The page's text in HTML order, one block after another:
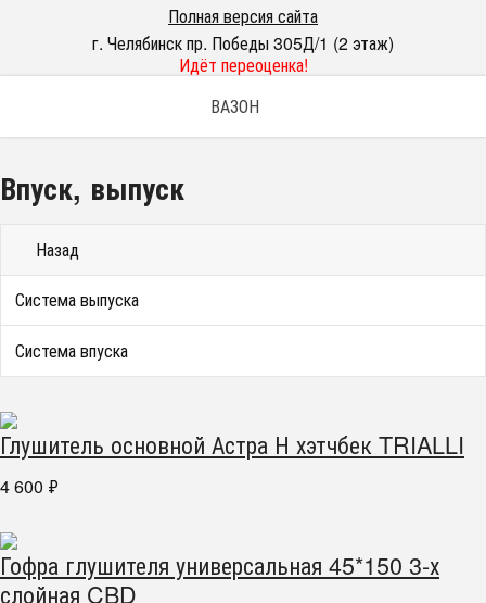
Полная версия сайта
г. Челябинск пр. Победы 305Д/1 (2 этаж)
Идёт переоценка!
ВАЗОН
Впуск, выпуск
Назад
Система выпуска
Система впуска
Глушитель основной Астра Н хэтчбек TRIALLI
4 600 ₽
Гофра глушителя универсальная 45*150 3-х
слойная CBD